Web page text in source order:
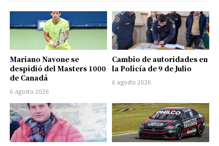
Mariano Navone se
despidió del Masters 1000
de Canadá
6 agosto 2026
Cambio de autoridades en
la Policía de 9 de Julio
6 agosto 2026